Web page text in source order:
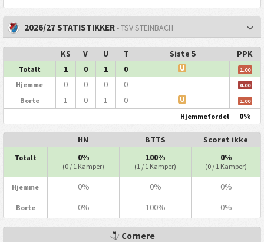
2026/27 STATISTIKKER- TSV STEINBACH
KS V U T Siste 5 PPK
Totalt 1 0 1 0 U 1.00
Hjemme 0 0 0 0 0.00
Borte 1 0 1 0 U 1.00
Hjemmefordel 0%
HN BTTS Scoret ikke
Totalt 0%
(0 / 1 Kamper)
100%
(1 / 1 Kamper)
0%
(0 / 1 Kamper)
Hjemme 0% 0% 0%
Borte 0% 100% 0%
Cornere